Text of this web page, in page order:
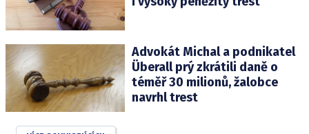
Advokát Michal a podnikatel
Überall prý zkrátili daně o
téměř 30 milionů, žalobce
navrhl trest